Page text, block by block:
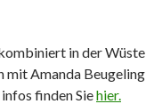
in der Wüste
mit Amanda Beugeling
finden Siehier.